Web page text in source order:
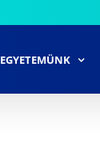
EGYETEMÜNK